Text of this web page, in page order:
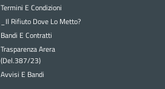
di Gestione Integrato
Termini E Condizioni
_Il Rifiuto Dove Lo Metto?
Bandi E Contratti
Trasparenza Arera
(Del.387/23)
Avvisi E Bandi